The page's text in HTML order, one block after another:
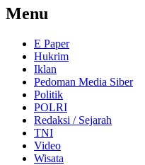
Menu
E Paper
Hukrim
Iklan
Pedoman Media Siber
Politik
POLRI
Redaksi / Sejarah
TNI
Video
Wisata